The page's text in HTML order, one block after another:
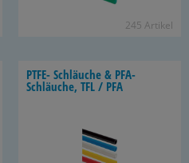
245 Ar­ti­kel
PTFE- Schläu­che & PFA-​
Schläuche, TFL / PFA